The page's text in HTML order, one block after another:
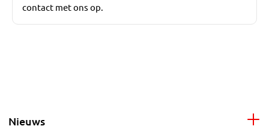
contact met ons op.
Nieuws